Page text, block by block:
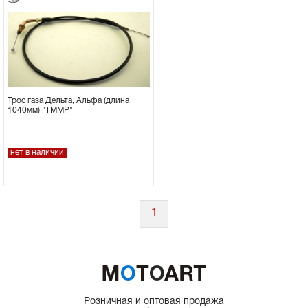
Трос газа Дельта, Альфа (длина
1040мм) "ТММР"
нет в наличии
Розничная и оптовая продажа